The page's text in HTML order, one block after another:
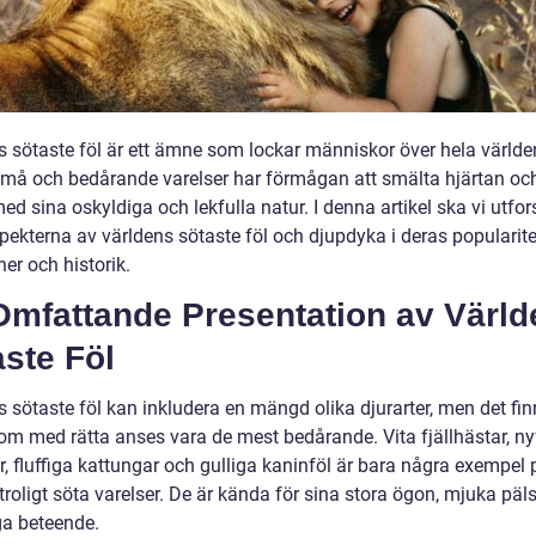
sötaste föl är ett ämne som lockar människor över hela
och bedårande varelser har förmågan att smälta hjärtan
sina oskyldiga och lekfulla natur. I denna artikel ska vi
av världens sötaste föl och djupdyka i deras
och historik.
Presentation av
Föl
sötaste föl kan inkludera en mängd olika djurarter, men det
med rätta anses vara de mest bedårande. Vita fjällhästar,
fluffiga kattungar och gulliga kaninföl är bara några exempel
söta varelser. De är kända för sina stora ögon, mjuka
beteende.